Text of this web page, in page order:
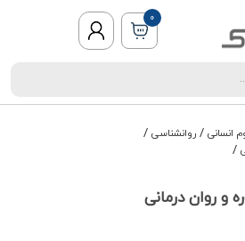
0
انسانی / روانشناسی /
/
و روان درمانی